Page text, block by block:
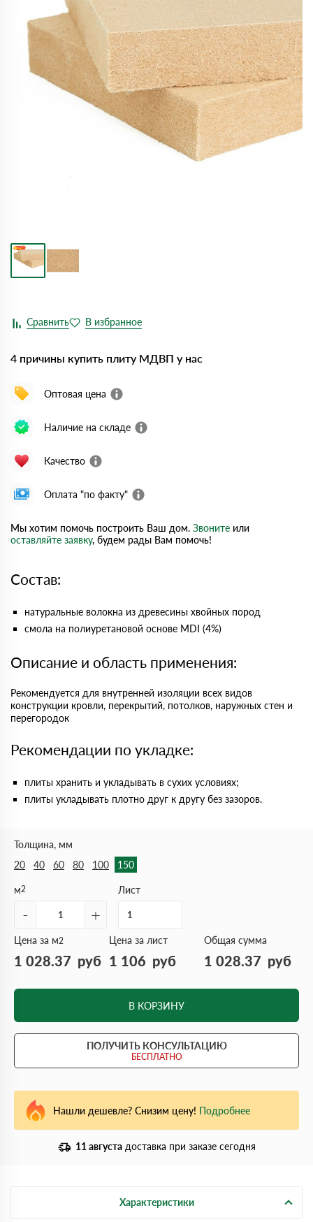
4 причины купить плиту МДВП у нас
Оптовая цена
Наличие на складе
Качество
Оплата "по факту"
Мы хотим помочь построить Ваш дом. Звоните или
оставляйте заявку, будем рады Вам помочь!
Состав:
натуральные волокна из древесины хвойных пород
смола на полиуретановой основе MDI (4%)
Описание и область применения:
Рекомендуется для внутренней изоляции всех видов
конструкции кровли, перекрытий, потолков, наружных стен и
перегородок
Рекомендации по укладке:
плиты хранить и укладывать в сухих условиях;
плиты укладывать плотно друг к другу без зазоров.
Толщина, мм
20
40 60 80 100 150
м2
- +
Лист
Цена за м2
1 028.37 руб
Цена за лист
1 106 руб
Общая сумма
1 028.37 руб
В КОРЗИНУ
ПОЛУЧИТЬ КОНСУЛЬТАЦИЮ
БЕСПЛАТНО
Нашли дешевле? Снизим цену! Подробнее
11 августа доставка при заказе сегодня
Характеристики